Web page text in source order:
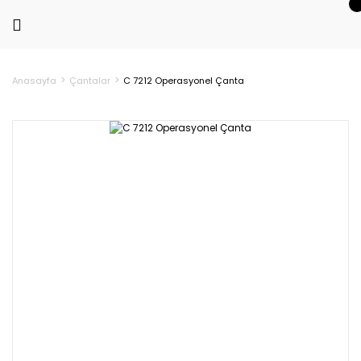
Anasayfa Çantalar C 7212 Operasyonel Çanta